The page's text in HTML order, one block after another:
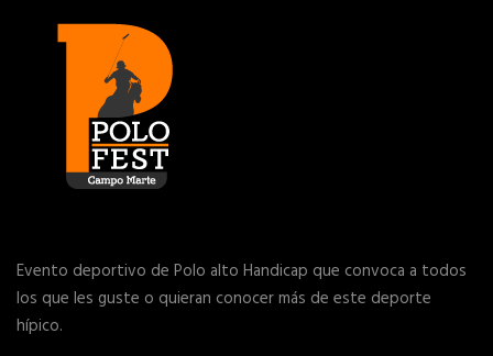
Evento deportivo de Polo alto Handicap que convoca a todos
los que les guste o quieran conocer más de este deporte
hípico.